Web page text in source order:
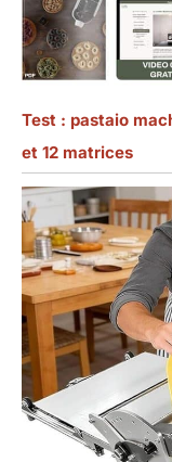
Test : pastaio
et 12 matrices